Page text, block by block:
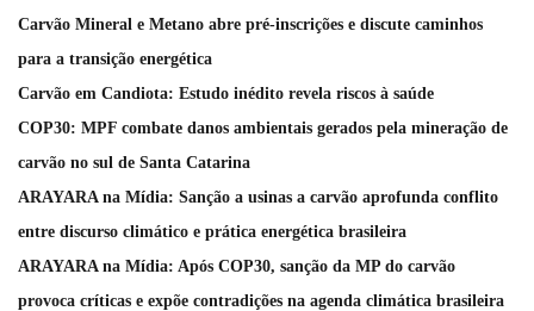
Carvão Mineral e Metano abre pré-inscrições e discute caminhos
para a transição energética
Carvão em Candiota: Estudo inédito revela riscos à saúde
COP30: MPF combate danos ambientais gerados pela mineração de
carvão no sul de Santa Catarina
ARAYARA na Mídia: Sanção a usinas a carvão aprofunda conflito
entre discurso climático e prática energética brasileira
ARAYARA na Mídia: Após COP30, sanção da MP do carvão
provoca críticas e expõe contradições na agenda climática brasileira